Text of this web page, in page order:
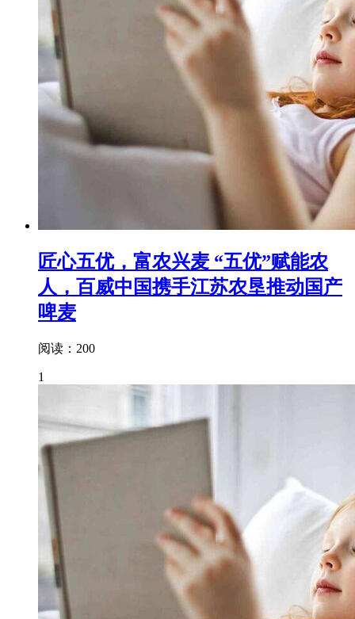
匠心五优，富农兴麦 “五优”赋能农
人，百威中国携手江苏农垦推动国产
啤麦
阅读：200
1